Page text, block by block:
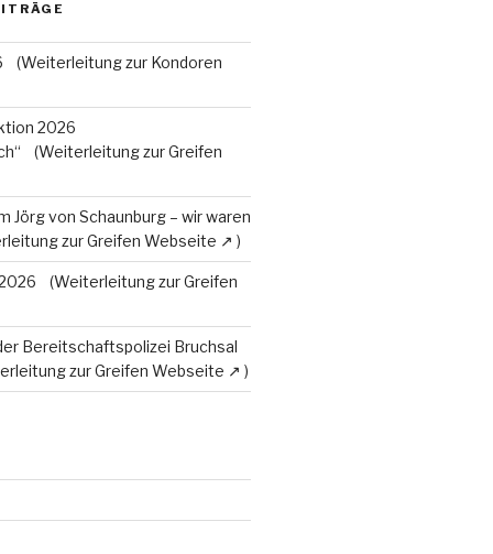
2026
Jörg von Schaunburg – wir waren
Bereitschaftspolizei Bruchsal